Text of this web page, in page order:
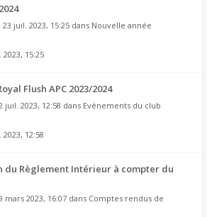
23 juil. 2023, 15:25 dans Nouvelle année
2023, 15:25
Flush APC 2023/2024
juil. 2023, 12:58 dans Evénements du club
12:58
du Règlement Intérieur à compter du
mars 2023, 16:07 dans Comptes rendus de